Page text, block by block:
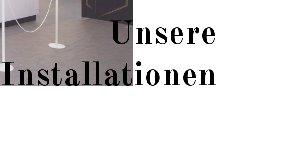
Unsere
Installationen